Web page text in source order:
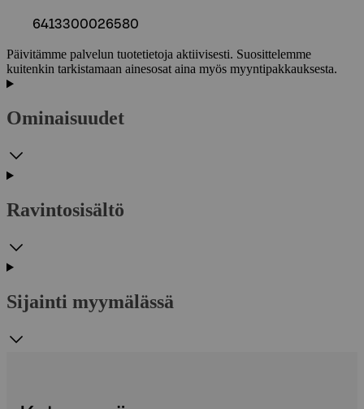
6413300026580
Päivitämme palvelun tuotetietoja aktiivisesti. Suosittelemme
kuitenkin tarkistamaan ainesosat aina myös myyntipakkauksesta.
Ominaisuudet
Ravintosisältö
Sijainti myymälässä